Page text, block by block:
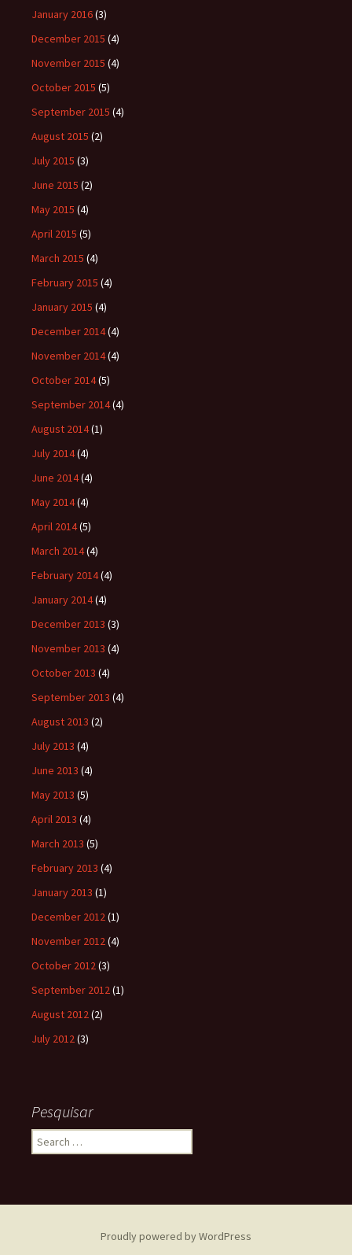
January 2016(3)
December 2015 (4)
November 2015 (4)
October 2015 (5)
September 2015 (4)
August 2015 (2)
July 2015 (3)
June 2015 (2)
May 2015 (4)
April 2015 (5)
March 2015 (4)
February 2015 (4)
January 2015 (4)
December 2014(4)
November 2014(4)
October 2014(5)
September 2014(4)
August 2014(1)
July 2014(4)
June 2014(4)
May 2014(4)
April 2014(5)
March 2014(4)
February 2014(4)
January 2014(4)
December 2013 (3)
November 2013 (4)
October 2013 (4)
September 2013 (4)
August 2013 (2)
July 2013 (4)
June 2013 (4)
May 2013 (5)
April 2013 (4)
March 2013 (5)
February 2013 (4)
January 2013 (1)
December 2012(1)
November 2012(4)
October 2012(3)
September 2012(1)
August 2012(2)
July 2012(3)
Pesquisar
Search
for:
Proudly powered by WordPress